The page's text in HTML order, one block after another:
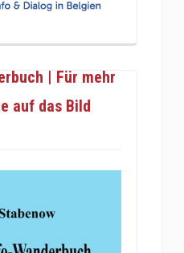
| Für mehr
auf das Bild